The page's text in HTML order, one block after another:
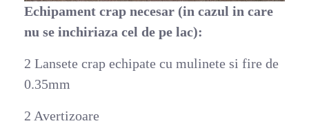
Echipament crap necesar (in cazul in care
nu se inchiriaza cel de pe lac):
2 Lansete crap echipate cu mulinete si fire de
0.35mm
2 Avertizoare